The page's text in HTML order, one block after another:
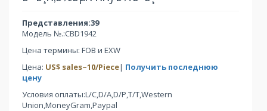
Представления:39
Модель №.:CBD1942
Цена термины: FOB и EXW
Цена: US$ sales~10/Piece| Получить последнюю
цену
Условия оплаты:L/C,D/A,D/P,T/T,Western
Union,MoneyGram,Paypal